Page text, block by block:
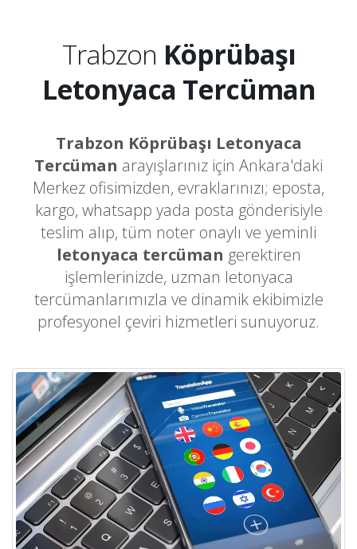
Trabzon Köprübaşı
Letonyaca Tercüman
Trabzon Köprübaşı Letonyaca
Tercüman arayışlarınız için Ankara'daki
Merkez ofisimizden, evraklarınızı; eposta,
kargo, whatsapp yada posta gönderisiyle
teslim alıp, tüm noter onaylı ve yeminli
letonyaca tercüman gerektiren
işlemlerinizde, uzman letonyaca
tercümanlarımızla ve dinamik ekibimizle
profesyonel çeviri hizmetleri sunuyoruz.